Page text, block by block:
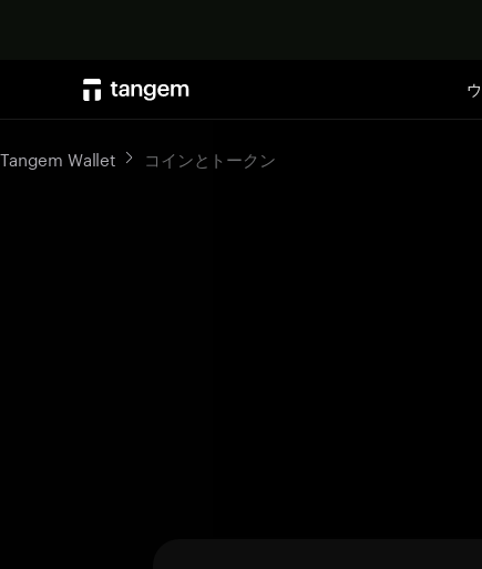
Tangem Wallet コインとトークン